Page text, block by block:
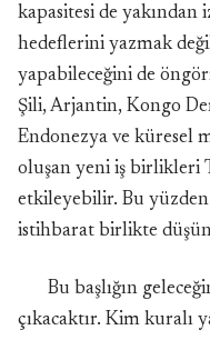
kapasitesi de yakından
hedeflerini yazmak
yapabileceğini de
Şili, Arjantin, Kongo
Endonezya ve küresel
oluşan yeni iş birlikleri
etkileyebilir. Bu
istihbarat birlikte
Bu başlığın
çıkacaktır. Kim kuralı